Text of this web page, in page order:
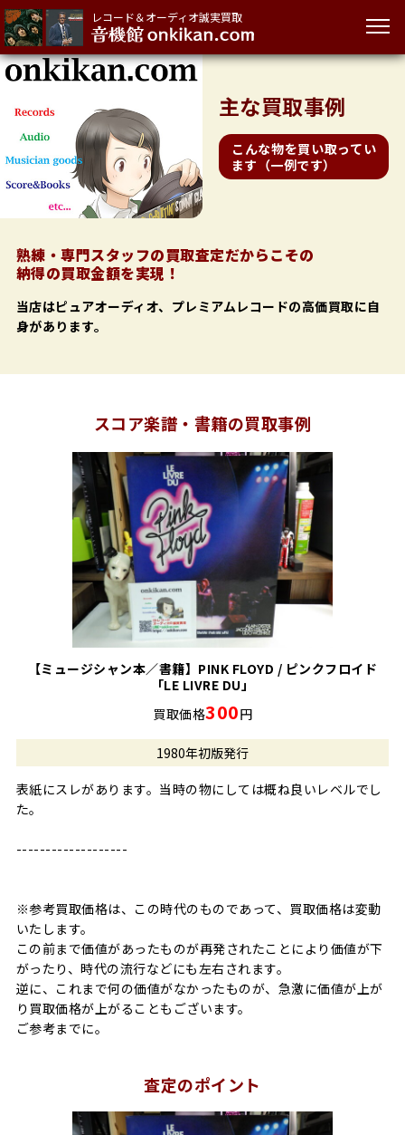
レコード＆オーディオ誠実買取
主な買取事例
こんな物を買い取ってい
ます（一例です）
熟練・専門スタッフの買取査定だからこその
納得の買取金額を実現！
当店はピュアオーディオ、プレミアムレコードの高価買取に自
身があります。
スコア楽譜・書籍の買取事例
【ミュージシャン本／書籍】PINK FLOYD / ピンクフロイド
「LE LIVRE DU」
買取価格300円
1980年初版発行
表紙にスレがあります。当時の物にしては概ね良いレベルでし
た。
-------------------
※参考買取価格は、この時代のものであって、買取価格は変動
いたします。
この前まで価値があったものが再発されたことにより価値が下
がったり、時代の流行などにも左右されます。
逆に、これまで何の価値がなかったものが、急激に価値が上が
り買取価格が上がることもございます。
ご参考までに。
査定のポイント